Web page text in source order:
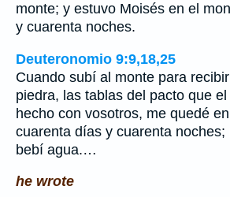
monte; y estuvo Moisés en el
y cuarenta noches.
Deuteronomio 9:9,18,25
Cuando subí al monte para
piedra, las tablas del pacto que
hecho con vosotros, me quedé
cuarenta días y cuarenta noches;
bebí agua.…
he wrote